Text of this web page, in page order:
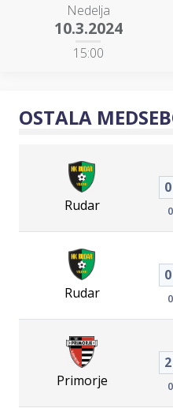
Nedelja
10.3.2024
15:00
OSTALA
Rudar
Rudar
Primorje